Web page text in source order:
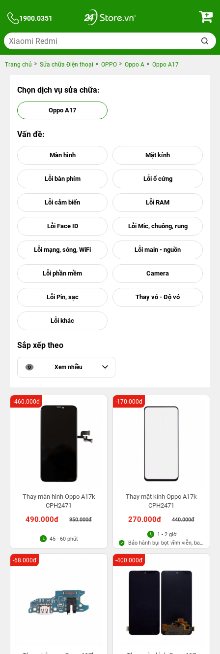
1900.0351
Trang chủ Sửa chữa Điện thoại OPPO Oppo A Oppo A17
Chọn dịch vụ sửa chữa:
Oppo A17
Vấn đề:
Sắp xếp theo
Xem nhiều
Thay màn hình Oppo A17k
CPH2471
490.000đ 950.000đ
-460.000đ
45 - 60 phút
Thay mặt kính Oppo A17k
CPH2471
270.000đ 440.000đ
-170.000đ
1 - 2 giờ
Bảo hành bụi bọt vĩnh viễn, bao
rơi vỡ kính
-68.000đ -400.000đ